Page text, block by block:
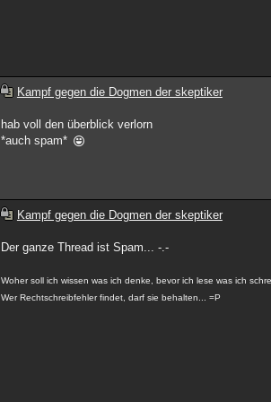
Kampf gegen die Dogmen der skeptiker
hab voll den überblick verlorn
*auch spam*
Kampf gegen die Dogmen der skeptiker
Der ganze Thread ist Spam... -.-
Woher soll ich wissen was ich denke, bevor ich lese was ich
Wer Rechtschreibfehler findet, darf sie behalten... =P